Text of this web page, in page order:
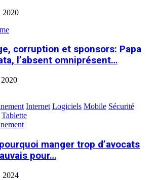
2020
corruption et sponsors: Papa
l’absent omniprésent…
Internet Logiciels Mobile Sécurité
Tablette
manger trop d’avocats
pour…
2024